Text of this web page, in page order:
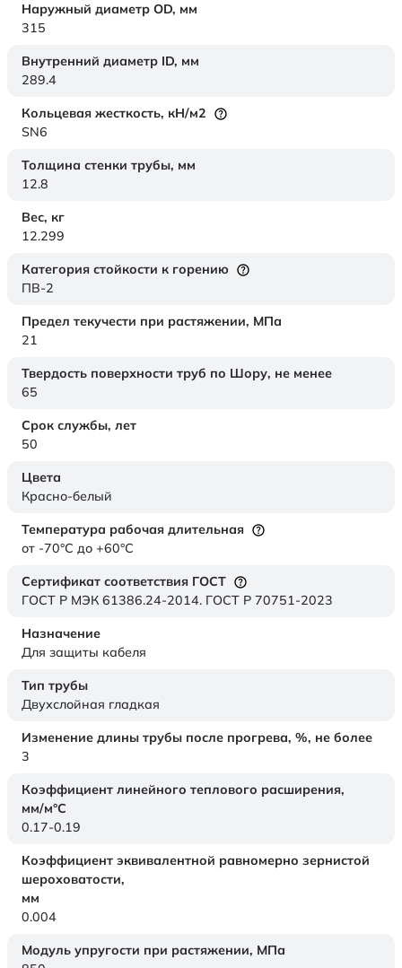
Наружный диаметр OD, мм
315
Внутренний диаметр ID, мм
289.4
Кольцевая жесткость, кН/м2
SN6
Толщина стенки трубы, мм
12.8
Вес, кг
12.299
Категория стойкости к горению
ПВ-2
Предел текучести при растяжении, МПа
21
Твердость поверхности труб по Шору, не менее
65
Срок службы, лет
50
Цвета
Красно-белый
Температура рабочая длительная
от -70°C до +60°C
Сертификат соответствия ГОСТ
ГОСТ Р МЭК 61386.24-2014. ГОСТ Р 70751-2023
Назначение
Для защиты кабеля
Тип трубы
Двухслойная гладкая
Изменение длины трубы после прогрева, %, не более
3
Коэффициент линейного теплового расширения,
мм/м°С
0.17-0.19
Коэффициент эквивалентной равномерно зернистой
шероховатости,
мм
0.004
Модуль упругости при растяжении, МПа